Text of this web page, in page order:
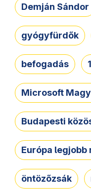
Demján Sándor
gyógyfürdők
befogadás
Microsoft
Budapesti
Európa
öntözőzsák